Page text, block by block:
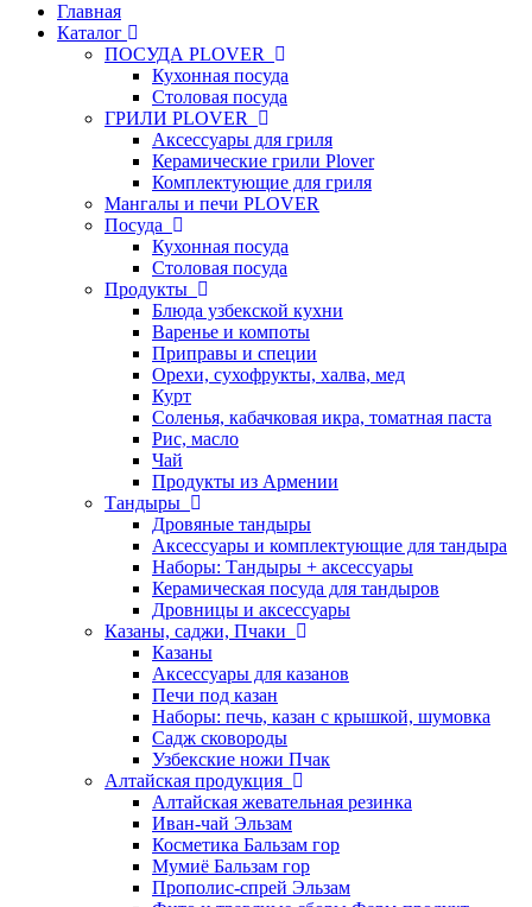
Главная
Каталог
ПОСУДА PLOVER
Кухонная посуда
Столовая посуда
ГРИЛИ PLOVER
Аксессуары для гриля
Керамические грили Plover
Комплектующие для гриля
Мангалы и печи PLOVER
Посуда
Кухонная посуда
Столовая посуда
Продукты
Блюда узбекской кухни
Варенье и компоты
Приправы и специи
Орехи, сухофрукты, халва, мед
Курт
Соленья, кабачковая икра, томатная паста
Рис, масло
Чай
Продукты из Армении
Тандыры
Дровяные тандыры
Аксессуары и комплектующие для тандыра
Наборы: Тандыры + аксессуары
Керамическая посуда для тандыров
Дровницы и аксессуары
Казаны, саджи, Пчаки
Казаны
Аксессуары для казанов
Печи под казан
Наборы: печь, казан с крышкой, шумовка
Садж сковороды
Узбекские ножи Пчак
Алтайская продукция
Алтайская жевательная резинка
Иван-чай Эльзам
Косметика Бальзам гор
Мумиё Бальзам гор
Прополис-спрей Эльзам